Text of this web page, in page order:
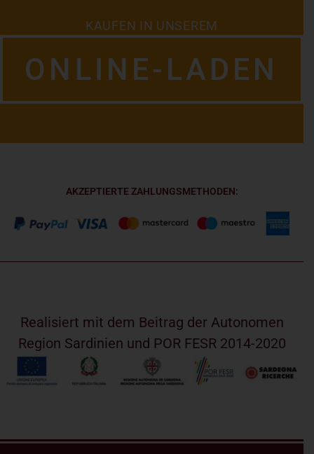
KAUFEN IN UNSEREM
ONLINE-LADEN
AKZEPTIERTE ZAHLUNGSMETHODEN:
Realisiert mit dem Beitrag der Autonomen
Region Sardinien und POR FESR 2014-2020